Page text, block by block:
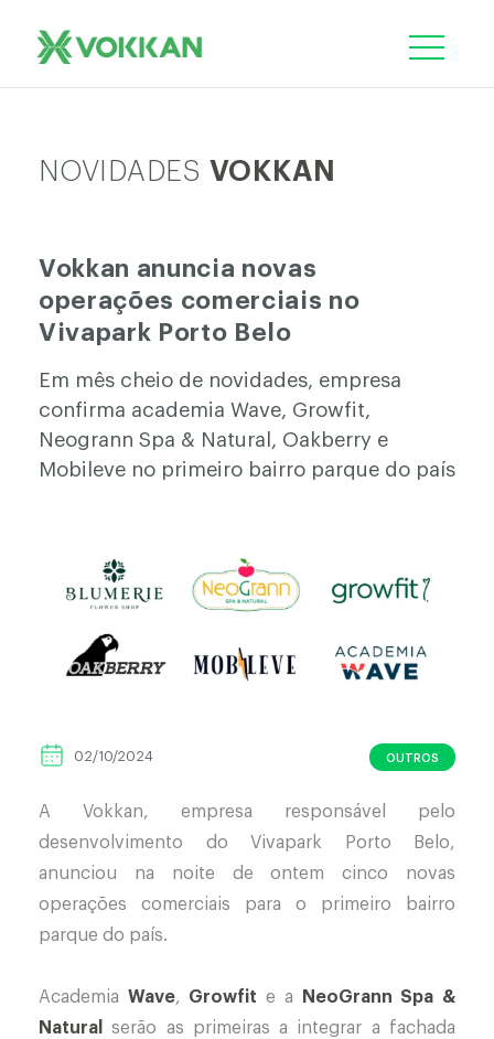
NOVIDADES VOKKAN
Vokkan anuncia novas
operações comerciais no
Vivapark Porto Belo
Em mês cheio de novidades, empresa
confirma academia Wave, Growfit,
Neogrann Spa & Natural, Oakberry e
Mobileve no primeiro bairro parque do país
02/10/2024 OUTROS
A Vokkan, empresa responsável pelo
desenvolvimento do Vivapark Porto Belo,
anunciou na noite de ontem cinco novas
operações comerciais para o primeiro bairro
parque do país.
Academia Wave, Growfit e a
NeoGrann Spa &
Natural
serão as primeiras a integrar a fachada